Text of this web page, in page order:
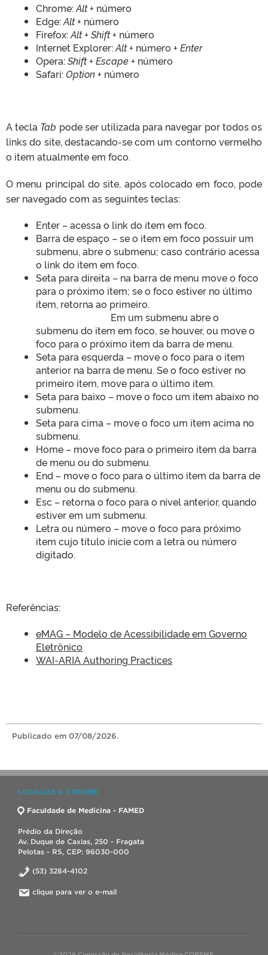
Chrome:Alt+ número
Edge:Alt+ número
Firefox:Alt + Shift+ número
Internet Explorer:Alt+ número + Enter
Opera:Shift + Escape+ número
Safari:Option+ número
A tecla Tab pode ser utilizada para navegar por todos os
links do site, destacando-se com um contorno vermelho
o item atualmente em foco.
O menu principal do site, após colocado em foco, pode
ser navegado com as seguintes teclas:
Enter – acessa o link do item em foco.
Barra de espaço – se o item em foco possuir um
submenu, abre o submenu; caso contrário acessa
o link do item em foco.
Seta para direita – na barra de menu move o foco
para o próximo item; se o foco estiver no último
item, retorna ao primeiro.
Em um submenu abre o
submenu do item em foco, se houver, ou move o
foco para o próximo item da barra de menu.
Seta para esquerda – move o foco para o item
anterior na barra de menu. Se o foco estiver no
primeiro item, move para o último item.
Seta para baixo – move o foco um item abaixo no
submenu.
Seta para cima – move o foco um item acima no
submenu.
Home – move foco para o primeiro item da barra
de menu ou do submenu.
End – move o foco para o último item da barra de
menu ou do submenu.
Esc – retorna o foco para o nível anterior, quando
estiver em um submenu.
Letra ou número – move o foco para próximo
item cujo título inicie com a letra ou número
digitado.
Referências:
eMAG – Modelo de Acessibilidade em Governo
Eletrônico
WAI-ARIA Authoring Practices
Publicado em 07/08/2026.
LOCALIZE A COREME
Faculdade de Medicina - FAMED
Prédio da Direção
Av. Duque de Caxias, 250 - Fragata
Pelotas - RS, CEP: 96030-000
(53) 3284-4102
clique para ver o e-mail